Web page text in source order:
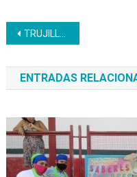
Navegación
de
entradas
TRUJILLO | Cierre de la formación de panadería en el ámbito comuna
ENTRADAS